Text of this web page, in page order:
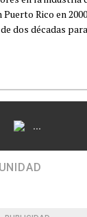
Rico en
dos décadas
...